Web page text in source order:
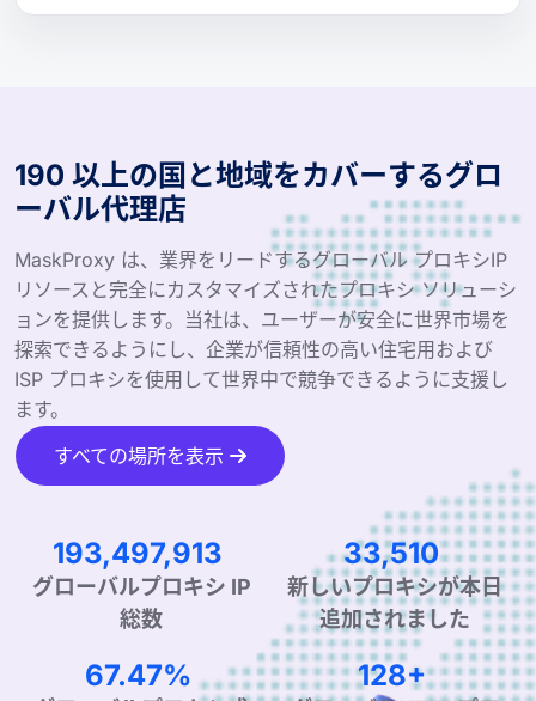
190 以上の国と地域をカバーするグロ
ーバル代理店
MaskProxy は、業界をリードするグローバル プロキシIP
リソースと完全にカスタマイズされたプロキシ ソリューシ
ョンを提供します。当社は、ユーザーが安全に世界市場を
探索できるようにし、企業が信頼性の高い住宅用および
ISP プロキシを使用して世界中で競争できるように支援し
ます。
すべての場所を表示
284,555,755
グローバルプロキシ IP
総数
49,613
新しいプロキシが本日
追加されました
99.90% 190+